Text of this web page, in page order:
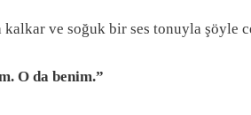
ve soğuk bir ses tonuyla şöyle
O da benim.”